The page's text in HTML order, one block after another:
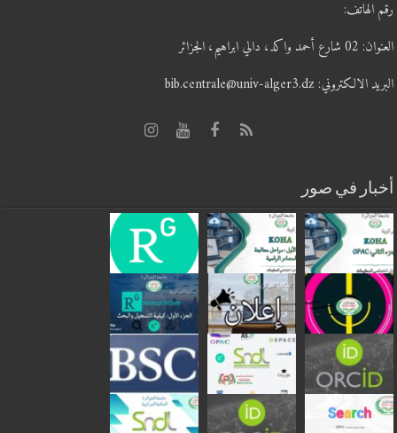
رقم الهاتف:
العنوان: 02 شارع أحمد واكد، دالي ابراهيم، الجزائر
البريد الالكتروني: bib.centrale@univ-alger3.dz
أخبار في صور